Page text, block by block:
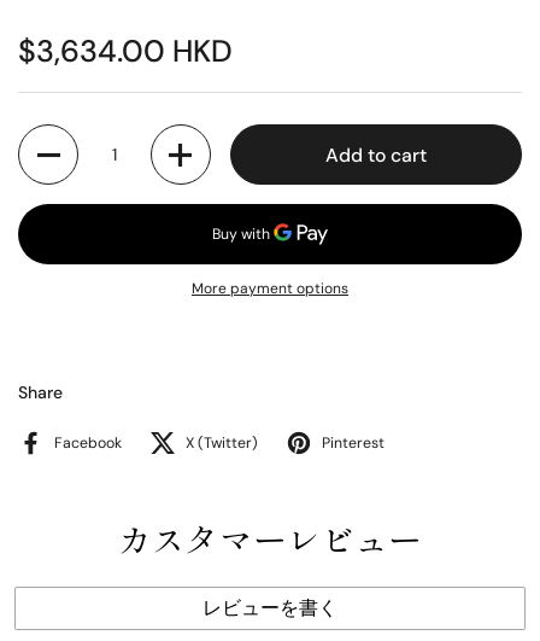
$3,634.00 HKD
Quantity
Add to cart
More payment options
Share
Facebook X (Twitter) Pinterest
カスタマーレビュー
レビューを書く